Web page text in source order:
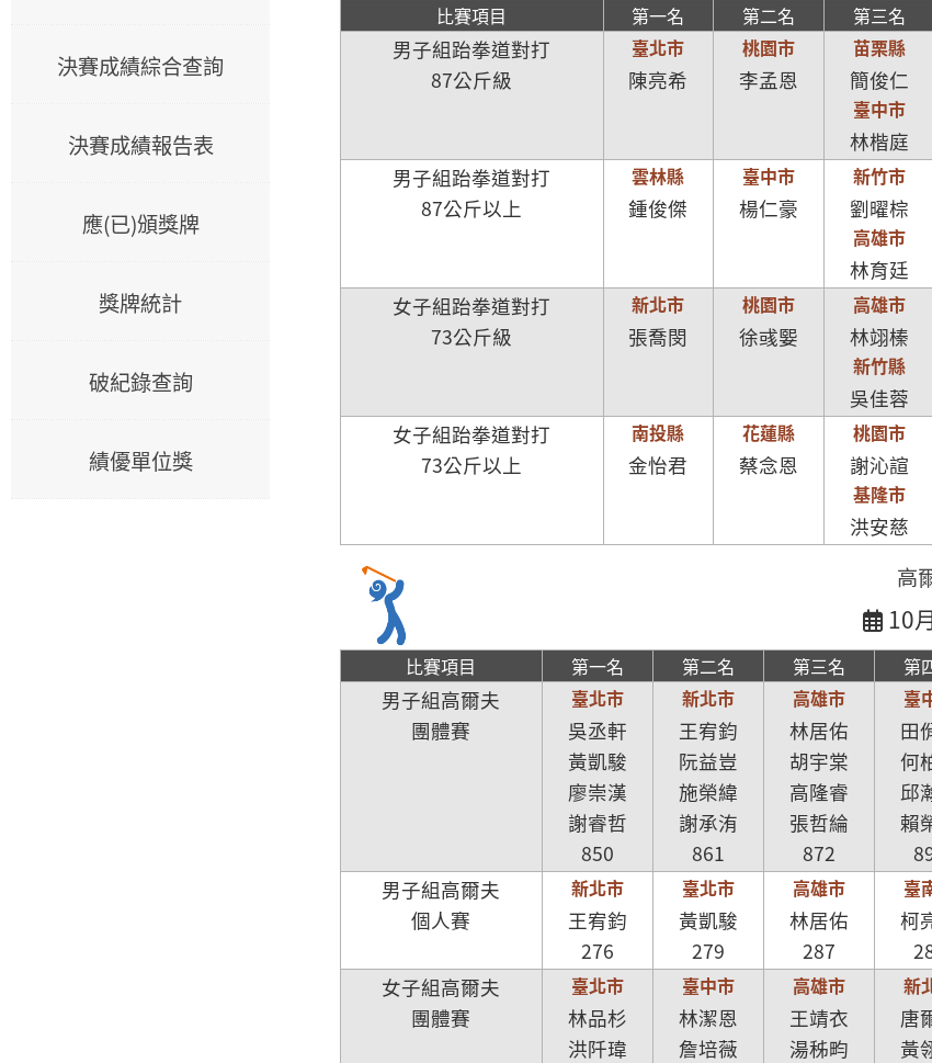
決賽成績綜合查詢
決賽成績報告表
應(已)頒獎牌
獎牌統計
破紀錄查詢
績優單位獎
比賽項目 第一名 第二名 第三名
男子組跆拳道對打
87公斤級
臺北市
陳亮希
桃園市
李孟恩
苗栗縣
簡俊仁
臺中市
林楷庭
男子組跆拳道對打
87公斤以上
雲林縣
鍾俊傑
臺中市
楊仁豪
新竹市
劉曜棕
高雄市
林育廷
女子組跆拳道對打
73公斤級
新北市
張喬閔
桃園市
徐彧媐
高雄市
林翊榛
新竹縣
吳佳蓉
女子組跆拳道對打
73公斤以上
南投縣
金怡君
花蓮縣
蔡念恩
桃園市
謝沁諠
基隆市
洪安慈
高
10
比賽項目 第一名 第二名 第三名 第
男子組高爾夫
團體賽
臺北市
吳丞軒
黃凱駿
廖崇漢
謝睿哲
850
新北市
王宥鈞
阮益豈
施榮緯
謝承洧
861
高雄市
林居佑
胡宇棠
高隆睿
張哲綸
872
臺
田
何
邱
賴
男子組高爾夫
個人賽
新北市
王宥鈞
276
臺北市
黃凱駿
279
高雄市
林居佑
287
臺
柯
女子組高爾夫
團體賽
臺北市
林品杉
洪阡瑋
臺中市
林潔恩
詹培薇
高雄市
王靖衣
湯秭畇
新
唐
黃